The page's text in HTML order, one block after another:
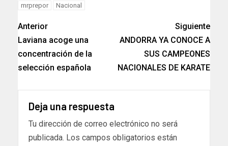
mrprepor
Nacional
Anterior
Laviana acoge una
concentración de la
selección española
Siguiente
ANDORRA YA CONOCE A
SUS CAMPEONES
NACIONALES DE KARATE
Deja una respuesta
Tu dirección de correo electrónico no será
publicada. Los campos obligatorios están